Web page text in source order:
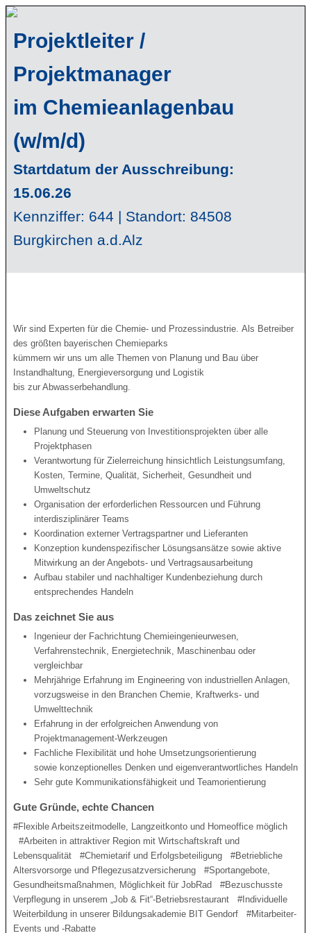
Projektleiter /
Projektmanager
im Chemieanlagenbau
(w/m/d)
Startdatum der Ausschreibung:
15.06.26
Kennziffer: 644 | Standort: 84508
Burgkirchen a.d.Alz
Wir sind Experten für die Chemie- und Prozessindustrie. Als Betreiber
des größten bayerischen Chemieparks
kümmern wir uns um alle Themen von Planung und Bau über
Instandhaltung, Energieversorgung und Logistik
bis zur Abwasserbehandlung.
Diese Aufgaben erwarten Sie
Planung und Steuerung von Investitionsprojekten über alle
Projektphasen
Verantwortung für Zielerreichung hinsichtlich Leistungsumfang,
Kosten, Termine, Qualität, Sicherheit, Gesundheit und
Umweltschutz
Organisation der erforderlichen Ressourcen und Führung
interdisziplinärer Teams
Koordination externer Vertragspartner und Lieferanten
Konzeption kundenspezifischer Lösungsansätze sowie aktive
Mitwirkung an der Angebots- und Vertragsausarbeitung
Aufbau stabiler und nachhaltiger Kundenbeziehung durch
entsprechendes Handeln
Das zeichnet Sie aus
Ingenieur der Fachrichtung Chemieingenieurwesen,
Verfahrenstechnik, Energietechnik, Maschinenbau oder
vergleichbar
Mehrjährige Erfahrung im Engineering von industriellen Anlagen,
vorzugsweise in den Branchen Chemie, Kraftwerks- und
Umwelttechnik
Erfahrung in der erfolgreichen Anwendung von
Projektmanagement-Werkzeugen
Fachliche Flexibilität und hohe Umsetzungsorientierung
sowie konzeptionelles Denken und eigenverantwortliches Handeln
Sehr gute Kommunikationsfähigkeit und Teamorientierung
Gute Gründe, echte Chancen
#Flexible Arbeitszeitmodelle, Langzeitkonto und Homeoffice möglich
#Arbeiten in attraktiver Region mit Wirtschaftskraft und
Lebensqualität #Chemietarif und Erfolgsbeteiligung #Betriebliche
Altersvorsorge und Pflegezusatzversicherung #Sportangebote,
Gesundheitsmaßnahmen, Möglichkeit für JobRad #Bezuschusste
Verpflegung in unserem „Job & Fit“-Betriebsrestaurant #Individuelle
Weiterbildung in unserer Bildungsakademie BIT Gendorf #Mitarbeiter-
Events und -Rabatte